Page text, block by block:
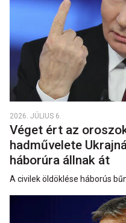
2026. JÚLIUS 6.
Véget ért az
hadművelete
háborúra állnak át
A civilek öldöklése háborús